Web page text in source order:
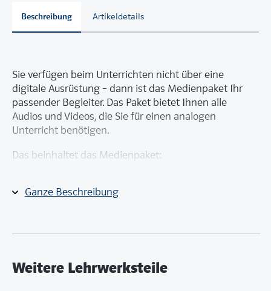
Beschreibung Artikeldetails
Ganze Beschreibung
Sie verfügen beim Unterrichten nicht über eine
digitale Ausrüstung – dann ist das Medienpaket Ihr
passender Begleiter. Das Paket bietet Ihnen alle
Audios und Videos, die Sie für einen analogen
Unterricht benötigen.
Das beinhaltet das Medienpaket:
zumSchulbuchund
Grammatischen Beiheft
Weitere Lehrwerksteile